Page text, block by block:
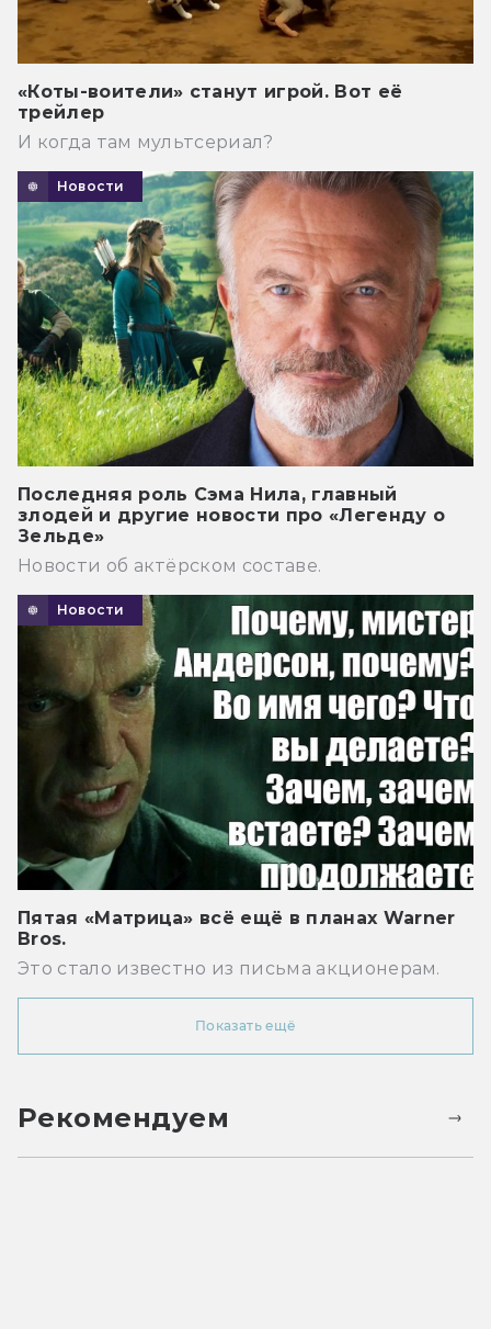
«Коты-воители» станут игрой. Вот её
трейлер
И когда там мультсериал?
Новости
Последняя роль Сэма Нила, главный
злодей и другие новости про «Легенду о
Зельде»
Новости об актёрском составе.
Новости
Пятая «Матрица» всё ещё в планах Warner
Bros.
Это стало известно из письма акционерам.
Показать ещё
Рекомендуем